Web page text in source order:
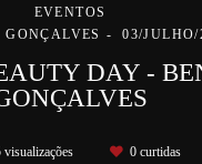
EVENTOS
03/JULHO/
DAY -
visualizações 0curtidas